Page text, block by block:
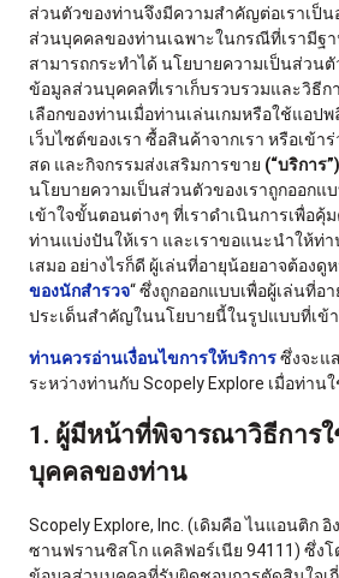
ส่วนตัวของท่านจึงมีความสำคัญต่อเราเป็น
ส่วนบุคคลของท่านเฉพาะในกรณีที่เรามีฐ
สามารถกระทำได้ นโยบายความเป็นส่วน
ข้อมูลส่วนบุคคลที่เราเก็บรวบรวมและวิธีก
เลือกของท่านเมื่อท่านเล่นเกมหรือใช้แอปพ
เว็บไซต์ของเรา ซื้อสินค้าจากเรา หรือเข้า
สด และกิจกรรมส่งเสริมการขาย (“บริการ”)
นโยบายความเป็นส่วนตัวของเราถูกออกแ
เข้าใจขั้นตอนต่างๆ ที่เราดำเนินการเพื่อ
ท่านแบ่งปันให้เรา และเราขอแนะนำให้ท่
เสมอ อย่างไรก็ดี ผู้เล่นที่อายุน้อยอาจต้องดู
ของนักสำรวจ“ ซึ่งถูกออกแบบเพื่อผู้เล่นที่อ
ประเด็นสำคัญในนโยบายนี้ในรูปแบบที่เข้า
ท่านควรอ่านเงื่อนไขการให้บริการซึ่งจะแ
ระหว่างท่านกับ Scopely Explore เมื่อท่าน
1. ผู้มีหน้าที่พิจารณาวิธีการ
บุคคลของท่าน
Scopely Explore, Inc. (เดิมคือ ไนแอนติก อิ
ซานฟรานซิสโก แคลิฟอร์เนีย 94111) ซึ่ง